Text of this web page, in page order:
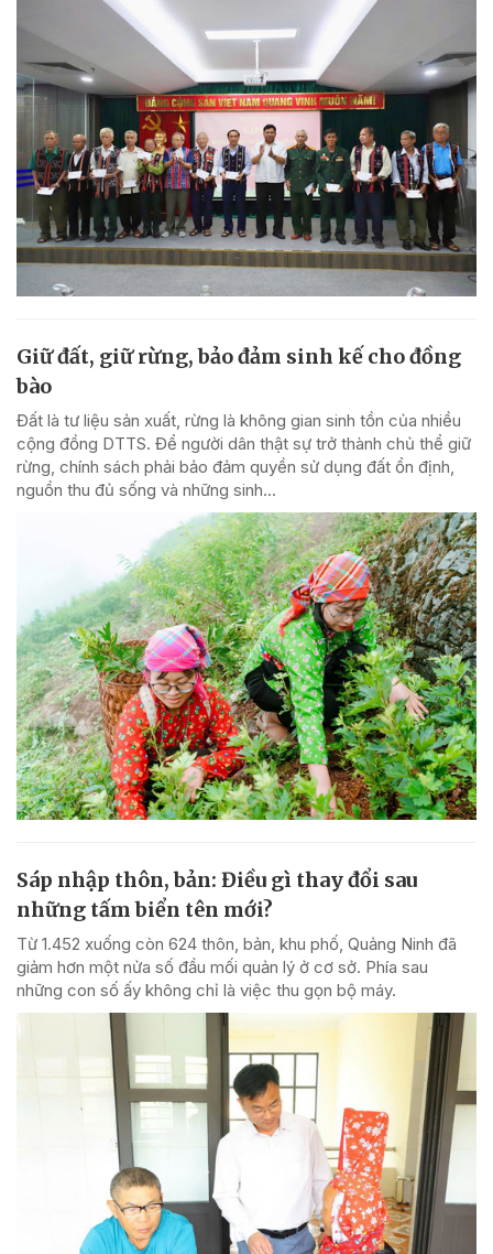
Giữ đất, giữ rừng, bảo đảm sinh kế cho đồng
bào
Đất là tư liệu sản xuất, rừng là không gian sinh tồn của nhiều
cộng đồng DTTS. Để người dân thật sự trở thành chủ thể giữ
rừng, chính sách phải bảo đảm quyền sử dụng đất ổn định,
nguồn thu đủ sống và những sinh...
Sáp nhập thôn, bản: Điều gì thay đổi sau
những tấm biển tên mới?
Từ 1.452 xuống còn 624 thôn, bản, khu phố, Quảng Ninh đã
giảm hơn một nửa số đầu mối quản lý ở cơ sở. Phía sau
những con số ấy không chỉ là việc thu gọn bộ máy.